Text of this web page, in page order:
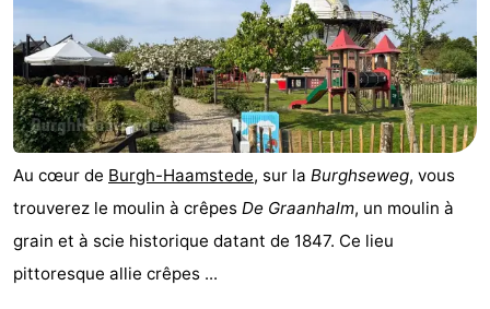
Au cœur de Burgh-Haamstede, sur la Burghseweg, vous
trouverez le moulin à crêpes De Graanhalm, un moulin à
grain et à scie historique datant de 1847. Ce lieu
pittoresque allie crêpes ...